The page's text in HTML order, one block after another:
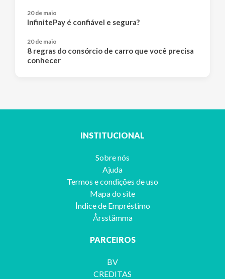
20 de maio
InfinitePay é confiável e segura?
20 de maio
8 regras do consórcio de carro que você precisa
conhecer
INSTITUCIONAL
Sobre nós
Ajuda
Termos e condições de uso
Mapa do site
Índice de Empréstimo
Årsstämma
PARCEIROS
BV
CREDITAS